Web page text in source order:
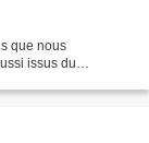
que nous
issus du